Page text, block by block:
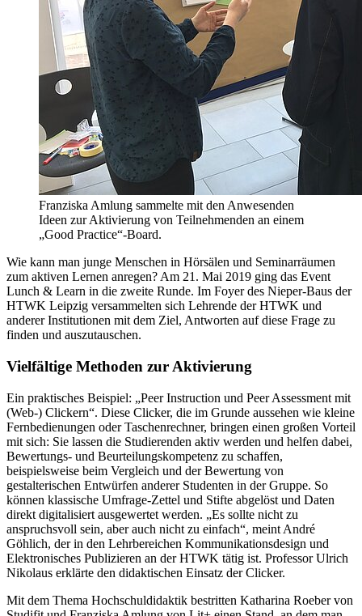
Franziska Amlung sammelte mit den Anwesenden
Ideen zur Aktivierung von Teilnehmenden an einem
„Good Practice“-Board.
Wie kann man junge Menschen in Hörsälen und Seminarräumen
zum aktiven Lernen anregen? Am 21. Mai 2019 ging das Event
Lunch & Learn in die zweite Runde. Im Foyer des Nieper-Baus der
HTWK Leipzig versammelten sich Lehrende der HTWK und
anderer Institutionen mit dem Ziel, Antworten auf diese Frage zu
finden und auszutauschen.
Vielfältige Methoden zur Aktivierung
Ein praktisches Beispiel: „Peer Instruction und Peer Assessment mit
(Web-) Clickern“. Diese Clicker, die im Grunde aussehen wie kleine
Fernbedienungen oder Taschenrechner, bringen einen großen Vorteil
mit sich: Sie lassen die Studierenden aktiv werden und helfen dabei,
Bewertungs- und Beurteilungskompetenz zu schaffen,
beispielsweise beim Vergleich und der Bewertung von
gestalterischen Entwürfen anderer Studenten in der Gruppe. So
können klassische Umfrage-Zettel und Stifte abgelöst und Daten
direkt digitalisiert ausgewertet werden. „Es sollte nicht zu
anspruchsvoll sein, aber auch nicht zu einfach“, meint André
Göhlich, der in den Lehrbereichen Kommunikationsdesign und
Elektronisches Publizieren an der HTWK tätig ist. Professor Ulrich
Nikolaus erklärte den didaktischen Einsatz der Clicker.
Mit dem Thema Hochschuldidaktik bestritten Katharina Roeber von